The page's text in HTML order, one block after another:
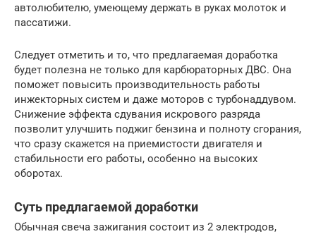
автолюбителю, умеющему держать в руках молоток и
пассатижи.
Следует отметить и то, что предлагаемая доработка
будет полезна не только для карбюраторных ДВС. Она
поможет повысить производительность работы
инжекторных систем и даже моторов с турбонаддувом.
Снижение эффекта сдувания искрового разряда
позволит улучшить поджиг бензина и полноту сгорания,
что сразу скажется на приемистости двигателя и
стабильности его работы, особенно на высоких
оборотах.
Суть предлагаемой доработки
Обычная свеча зажигания состоит из 2 электродов,